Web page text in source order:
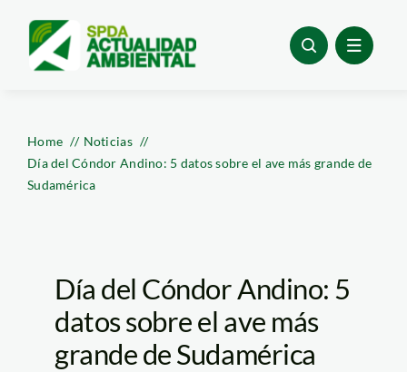
content
Home
Noticias
Día del Cóndor Andino: 5 datos sobre el ave más grande de
Sudamérica
Día del Cóndor Andino: 5
datos sobre el ave más
grande de Sudamérica